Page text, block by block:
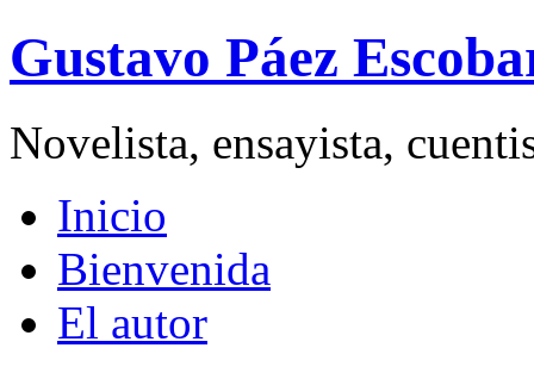
Gustavo Páez
Novelista, ensayista,
Inicio
Bienvenida
El autor